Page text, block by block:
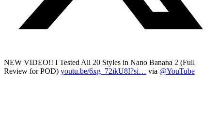
NEW VIDEO!! I Tested All 20 Styles in Nano Banana 2 (Full
Review for POD) youtu.be/6xg_72ikU8I?si… via @YouTube